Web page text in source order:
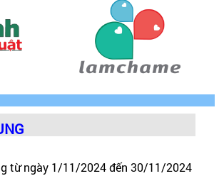
từ ngày 1/11/2024 đến 30/11/2024